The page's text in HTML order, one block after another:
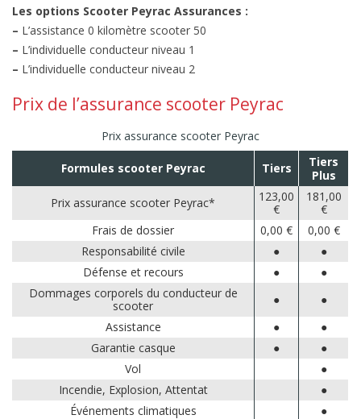
Les options Scooter Peyrac Assurances :
– L’assistance 0 kilomètre scooter 50
– L’individuelle conducteur niveau 1
– L’individuelle conducteur niveau 2
Prix de l’assurance scooter Peyrac
Prix assurance scooter Peyrac
Formules scooter Peyrac Tiers
Tiers
Plus
Prix assurance scooter Peyrac*
123,00
€
181,00
€
Frais de dossier
0,00 €
0,00 €
Responsabilité civile
●
●
Défense et recours
●
●
Dommages corporels du conducteur de
scooter
●
●
Assistance
●
●
Garantie casque
●
●
Vol
●
Incendie, Explosion, Attentat
●
Événements climatiques
●